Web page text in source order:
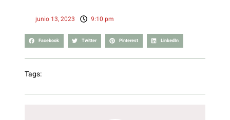
junio 13, 2023 9:10 pm
Facebook Twitter Pinterest LinkedIn
Tags: